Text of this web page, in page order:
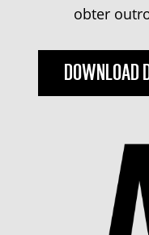
obter
DOWNLOAD